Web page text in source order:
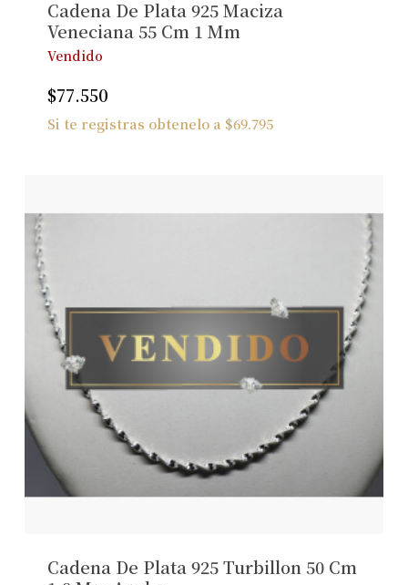
Cadena De Plata 925 Maciza
Veneciana 55 Cm 1 Mm
Vendido
$77.550
Si te registras obtenelo a $69.795
Cadena De Plata 925 Turbillon 50 Cm